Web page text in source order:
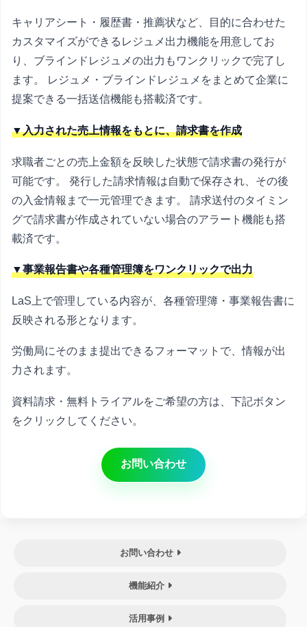
キャリアシート・履歴書・推薦状など、目的に合わせた
カスタマイズができるレジュメ出力機能を用意してお
り、ブラインドレジュメの出力もワンクリックで完了し
ます。 レジュメ・ブラインドレジュメをまとめて企業に
提案できる一括送信機能も搭載済です。
▼入力された売上情報をもとに、請求書を作成
求職者ごとの売上金額を反映した状態で請求書の発行が
可能です。 発行した請求情報は自動で保存され、その後
の入金情報まで一元管理できます。 請求送付のタイミン
グで請求書が作成されていない場合のアラート機能も搭
載済です。
▼事業報告書や各種管理簿をワンクリックで出力
LaS上で管理している内容が、各種管理簿・事業報告書に
反映される形となります。
労働局にそのまま提出できるフォーマットで、情報が出
力されます。
資料請求・無料トライアルをご希望の方は、下記ボタン
をクリックしてください。
お問い合わせ
お問い合わせ
機能紹介
活用事例